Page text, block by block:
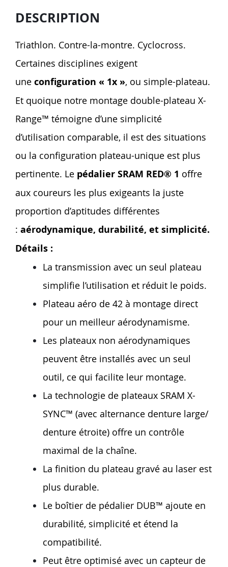
DESCRIPTION
Triathlon. Contre-la-montre. Cyclocross.
Certaines disciplines exigent
une configuration « 1x », ou simple-plateau.
Et quoique notre montage double-plateau X-
Range™ témoigne d’une simplicité
d’utilisation comparable, il est des situations
ou la configuration plateau-unique est plus
pertinente. Le pédalier SRAM RED® 1 offre
aux coureurs les plus exigeants la juste
proportion d’aptitudes différentes
: aérodynamique, durabilité, et simplicité.
Détails :
La transmission avec un seul plateau
simplifie l’utilisation et réduit le poids.
Plateau aéro de 42 à montage direct
pour un meilleur aérodynamisme.
Les plateaux non aérodynamiques
peuvent être installés avec un seul
outil, ce qui facilite leur montage.
La technologie de plateaux SRAM X-
SYNC™ (avec alternance denture large/
denture étroite) offre un contrôle
maximal de la chaîne.
La finition du plateau gravé au laser est
plus durable.
Le boîtier de pédalier DUB™ ajoute en
durabilité, simplicité et étend la
compatibilité.
Peut être optimisé avec un capteur de